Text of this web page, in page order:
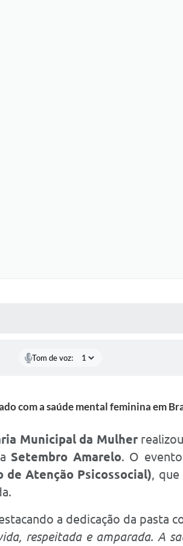
Tom de voz:
com a saúde mental feminina em
Municipal da Mulher
Setembro Amarelo. O
de Atenção Psicossocial), que
a dedicação da pasta
respeitada e amparada. A